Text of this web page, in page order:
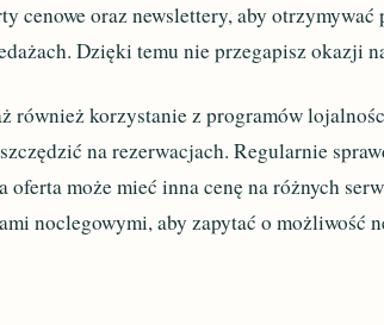
cenowe oraz newslettery, aby
Dzięki temu nie przegapisz okazji
również korzystanie z programów
na rezerwacjach. Regularnie
oferta może mieć inna cenę na różnych
noclegowymi, aby zapytać o możliwość